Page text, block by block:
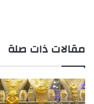
مقالات ذات صلة